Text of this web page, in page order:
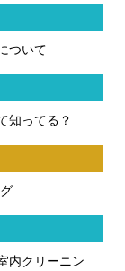
ついて
知ってる？
内クリーニン